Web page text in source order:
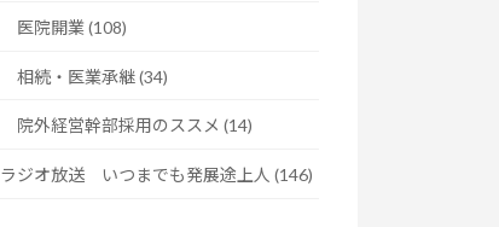
医院開業 (108)
相続・医業承継 (34)
院外経営幹部採用のススメ (14)
ラジオ放送 いつまでも発展途上人 (146)